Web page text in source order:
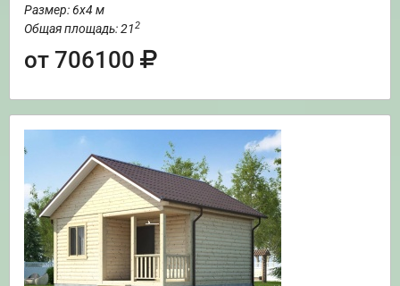
Размер: 6х4 м
Общая площадь: 212
от 706100